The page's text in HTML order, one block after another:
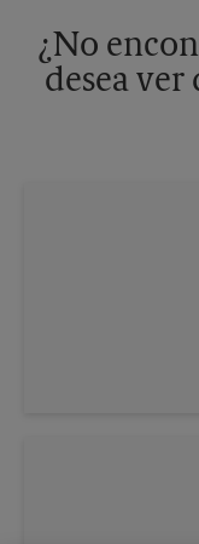
¿No
desea ver